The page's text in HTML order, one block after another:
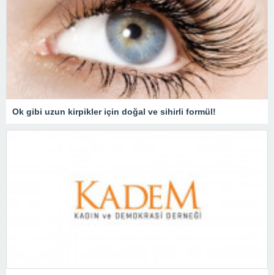
Ok gibi uzun kirpikler için doğal ve sihirli formül!